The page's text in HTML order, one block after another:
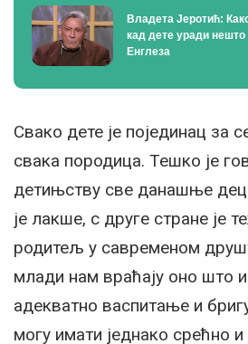
Владета Јеротић:
кад дете уради
Енглеза
Свако дете је појединац за
свака породица. Тешко је
детињству све данашње
је лакше, с друге стране је
родитељ у савременом
млади нам враћају оно што
адекватно васпитање и
могу имати једнако срећно